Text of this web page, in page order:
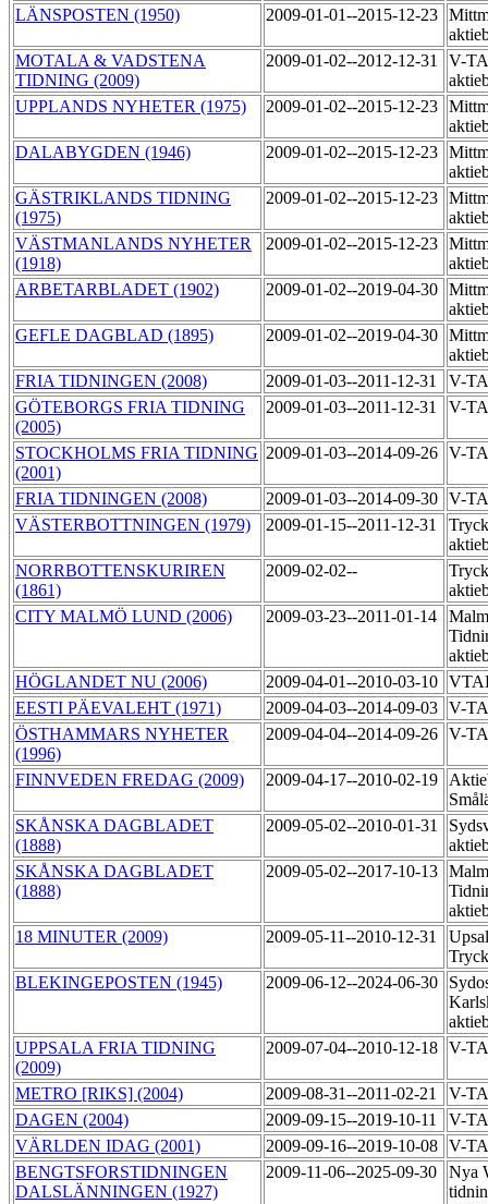
LÄNSPOSTEN (1950)
2009-01-01--2015-12-23
MOTALA & VADSTENA
TIDNING (2009)
2009-01-02--2012-12-31
V-
UPPLANDS NYHETER (1975)
2009-01-02--2015-12-23
DALABYGDEN (1946)
2009-01-02--2015-12-23
GÄSTRIKLANDS TIDNING
(1975)
2009-01-02--2015-12-23
VÄSTMANLANDS NYHETER
(1918)
2009-01-02--2015-12-23
ARBETARBLADET (1902)
2009-01-02--2019-04-30
GEFLE DAGBLAD (1895)
2009-01-02--2019-04-30
FRIA TIDNINGEN (2008)
2009-01-03--2011-12-31
V-
GÖTEBORGS FRIA TIDNING
(2005)
2009-01-03--2011-12-31 V-
STOCKHOLMS FRIA TIDNING
(2001)
2009-01-03--2014-09-26 V-
FRIA TIDNINGEN (2008) 2009-01-03--2014-09-30 V-
VÄSTERBOTTNINGEN (1979)
2009-01-15--2011-12-31
NORRBOTTENSKURIREN
(1861)
2009-02-02--
CITY MALMÖ LUND (2006)
2009-03-23--2011-01-14
HÖGLANDET NU (2006)
2009-04-01--2010-03-10
EESTI PÄEVALEHT (1971)
2009-04-03--2014-09-03 V-
ÖSTHAMMARS NYHETER
(1996)
2009-04-04--2014-09-26 V-
FINNVEDEN FREDAG (2009) 2009-04-17--2010-02-19
SKÅNSKA DAGBLADET
(1888)
2009-05-02--2010-01-31
SKÅNSKA DAGBLADET
(1888)
2009-05-02--2017-10-13
18 MINUTER (2009)
2009-05-11--2010-12-31
BLEKINGEPOSTEN (1945)
2009-06-12--2024-06-30
UPPSALA FRIA TIDNING
(2009)
2009-07-04--2010-12-18 V-
METRO [RIKS] (2004) 2009-08-31--2011-02-21
V-
DAGEN (2004)
2009-09-15--2019-10-11
V-
VÄRLDEN IDAG (2001)
2009-09-16--2019-10-08 V-
BENGTSFORSTIDNINGEN
DALSLÄNNINGEN (1927)
2009-11-06--2025-09-30
Nya